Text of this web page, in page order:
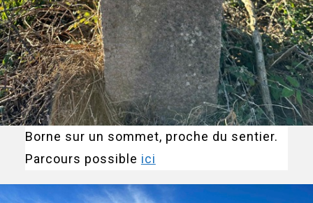
Borne sur un sommet, proche du sentier.
Parcours possible ici